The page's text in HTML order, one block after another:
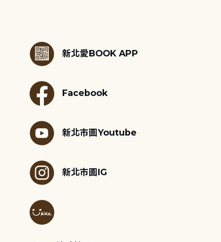
新北愛BOOK APP
Facebook
新北市圖Youtube
新北市圖IG